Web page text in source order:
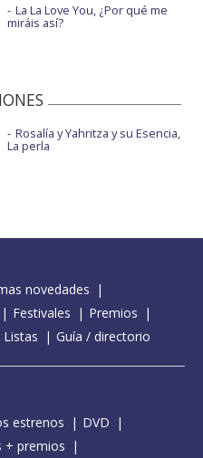
La La Love You, ¿Por qué me
miráis así?
Rosalía y Yahritza y su Esencia,
La perla
novedades
Festivales
Premios
Listas Guía / directorio
estrenos
DVD
+ premios